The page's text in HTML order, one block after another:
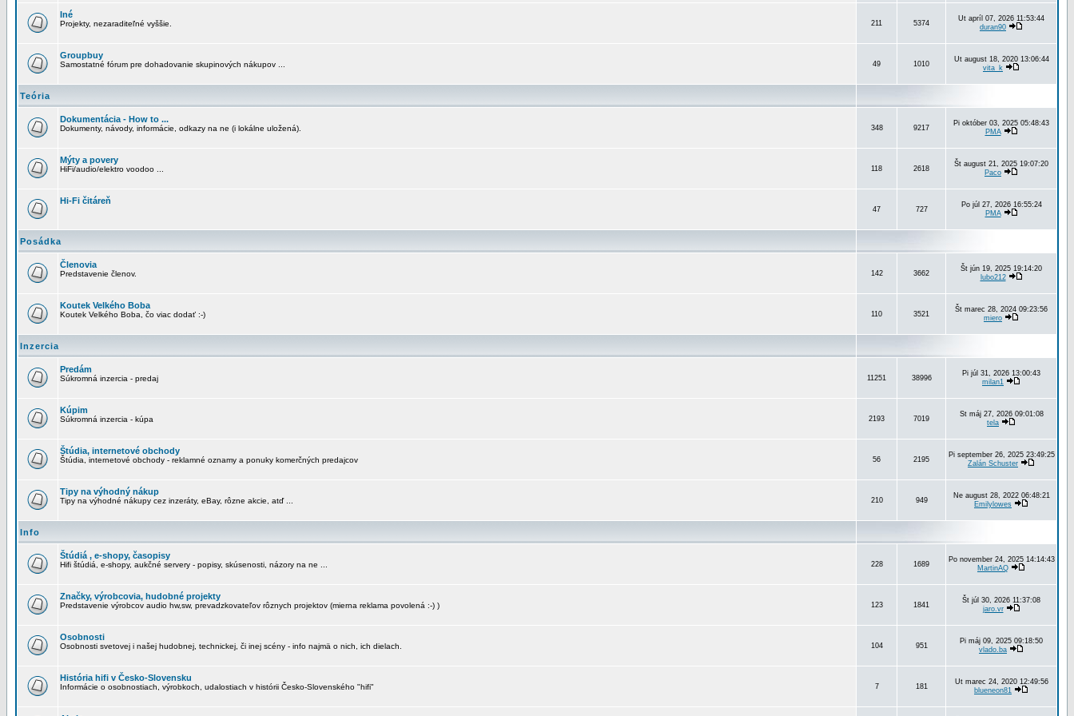
Iné
Projekty, nezaraditeľné vyššie. 211 5374
Ut apríl 07, 2026 11:53:44
duran90
Groupbuy
Samostatné fórum pre dohadovanie skupinových nákupov ... 49 1010
Ut august 18, 2020 13:06:44
vita_k
Teória
Dokumentácia - How to ...
Dokumenty, návody, informácie, odkazy na ne (i lokálne uložená). 348 9217
Pi október 03, 2025 05:48:43
PMA
Mýty a povery
HiFi/audio/elektro voodoo ... 118 2618
Št august 21, 2025 19:07:20
Paco
Hi-Fi čitáreň
47 727
Po júl 27, 2026 16:55:24
PMA
Posádka
Členovia
Predstavenie členov. 142 3662
Št jún 19, 2025 19:14:20
lubo212
Koutek Velkého Boba
Koutek Velkého Boba, čo viac dodať :-) 110 3521
Št marec 28, 2024 09:23:56
miero
Inzercia
Predám
Súkromná inzercia - predaj 11251 38996
Pi júl 31, 2026 13:00:43
milan1
Kúpim
Súkromná inzercia - kúpa 2193 7019
St máj 27, 2026 09:01:08
tela
Štúdia, internetové obchody
Štúdia, internetové obchody - reklamné oznamy a ponuky komerčných predajcov 56 2195
Pi september 26, 2025 23:49:25
Zalán Schuster
Tipy na výhodný nákup
Tipy na výhodné nákupy cez inzeráty, eBay, rôzne akcie, atď ... 210 949
Ne august 28, 2022 06:48:21
Emilylowes
Info
Štúdiá , e-shopy, časopisy
Hifi štúdiá, e-shopy, aukčné servery - popisy, skúsenosti, názory na ne ... 228 1689
Po november 24, 2025 14:14:43
MartinAQ
Značky, výrobcovia, hudobné projekty
Predstavenie výrobcov audio hw,sw, prevadzkovateľov rôznych projektov (mierna reklama povolená :-) ) 123 1841
Št júl 30, 2026 11:37:08
jaro.vr
Osobnosti
Osobnosti svetovej i našej hudobnej, technickej, či inej scény - info najmä o nich, ich dielach. 104 951
Pi máj 09, 2025 09:18:50
vlado.ba
História hifi v Česko-Slovensku
Informácie o osobnostiach, výrobkoch, udalostiach v histórii Česko-Slovenského "hifi" 7 181
Ut marec 24, 2020 12:49:56
blueneon81